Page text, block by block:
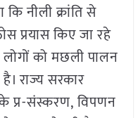
नीली क्रांति से
प्रयास किए जा रहे
को मछली पालन
राज्य सरकार
प्र-संस्करण, विपणन